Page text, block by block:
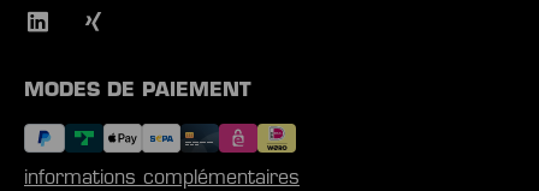
MODES DE PAIEMENT
informations complémentaires